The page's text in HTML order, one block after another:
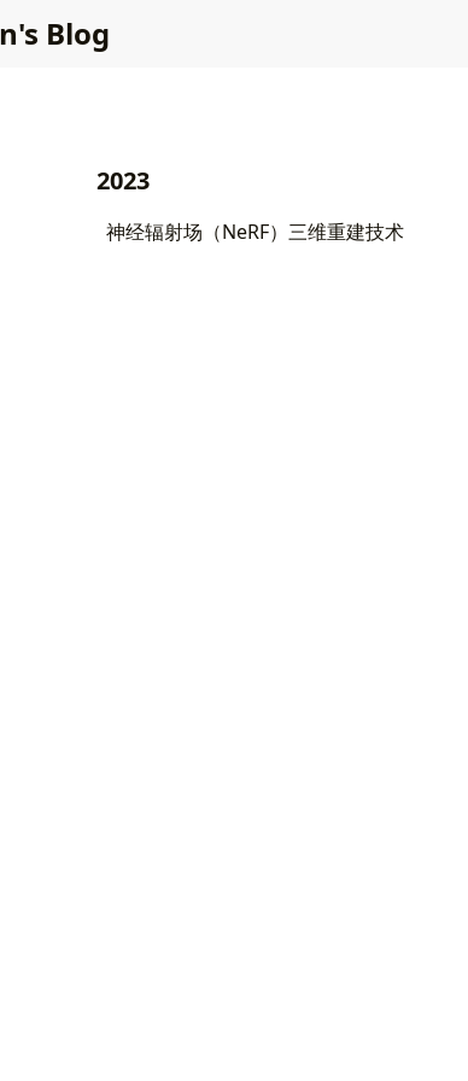
Blog
2023
神经辐射场（NeRF）三维重建技术